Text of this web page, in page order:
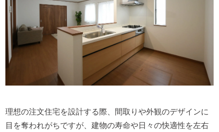
理想の注文住宅を設計する際、間取りや外観のデザインに
目を奪われがちですが、建物の寿命や日々の快適性を左右